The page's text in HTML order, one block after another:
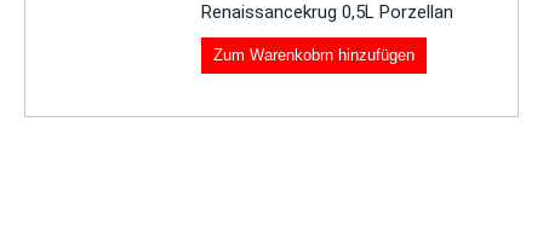
Renaissancekrug 0,5L Porzellan
Zum Warenkobrn hinzufügen